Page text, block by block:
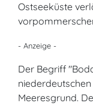
Ostseeküste
- Anzeige -
Der Begriff
Meeresgrund.